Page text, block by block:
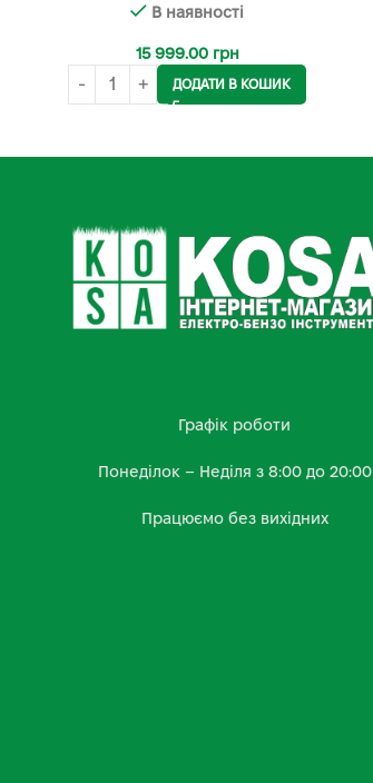
В наявності
15 999.00 грн
ДОДАТИ В КОШИК
Графік роботи
Понеділок – Неділя з 8:00 до 20:00
Працюємо без вихідних